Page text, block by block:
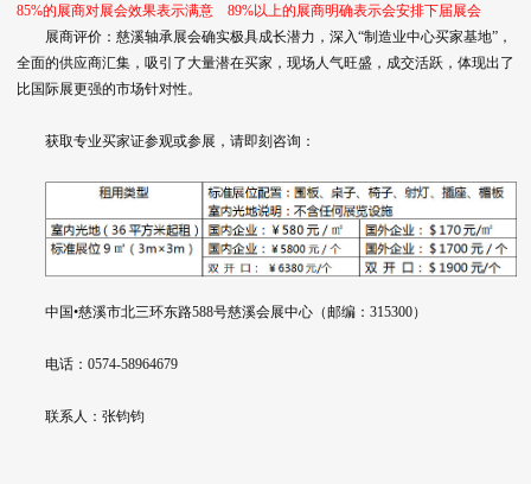
85%的展商对展会效果表示满意 89%以上的展商明确表示会安排下届展会
展商评价：慈溪轴承展会确实极具成长潜力，深入“制造业中心买家基地”，
全面的供应商汇集，吸引了大量潜在买家，现场人气旺盛，成交活跃，体现出了
比国际展更强的市场针对性。
获取专业买家证参观或参展，请即刻咨询：
中国•慈溪市北三环东路588号慈溪会展中心（邮编：315300）
电话：0574-58964679
联系人：张钧钧